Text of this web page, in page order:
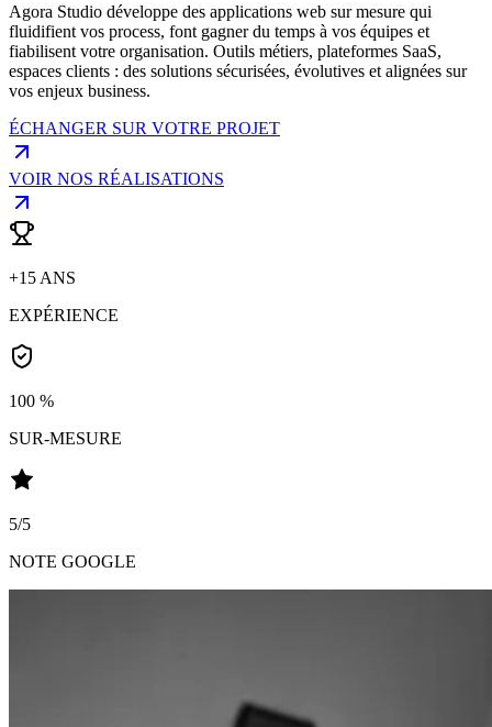
Agora Studio développe des applications web sur mesure qui
fluidifient vos process, font gagner du temps à vos équipes et
fiabilisent votre organisation. Outils métiers, plateformes SaaS,
espaces clients : des solutions sécurisées, évolutives et alignées sur
vos enjeux business.
ÉCHANGER SUR VOTRE PROJET
VOIR NOS RÉALISATIONS
+15 ANS
EXPÉRIENCE
100 %
SUR-MESURE
5/5
NOTE GOOGLE